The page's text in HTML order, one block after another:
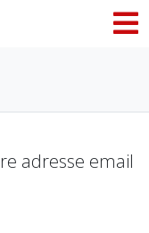
adresse email